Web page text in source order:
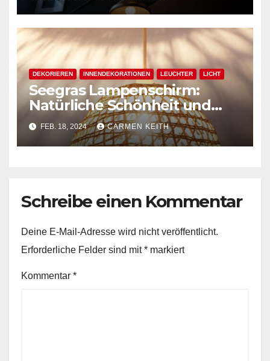
DEKORIEREN INNENDEKORATIONEN LEUCHTER LICHT
Seegras Lampenschirm:
Natürliche Schönheit und
nachhaltige Beleuchtung
FEB. 18, 2024 CARMEN KEITH
Schreibe einen Kommentar
Deine E-Mail-Adresse wird nicht veröffentlicht.
Erforderliche Felder sind mit* markiert
Kommentar *